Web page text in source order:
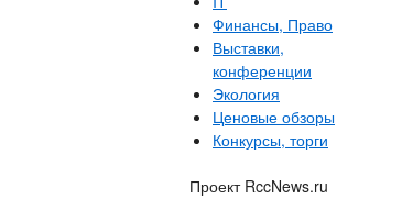
Финансы, Право
Выставки,
конференции
Экология
Ценовые обзоры
Конкурсы, торги
Проект RccNews.ru